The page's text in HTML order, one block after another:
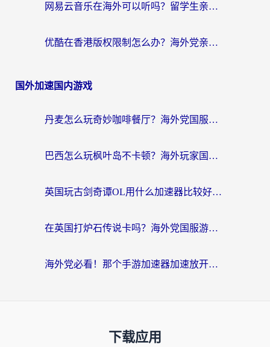
网易云音乐在海外可以听吗？留学生亲测有效的回国加速方案
优酷在香港版权限制怎么办？海外党亲测有效的追剧加速方案
国外加速国内游戏
丹麦怎么玩奇妙咖啡餐厅？海外党国服游戏加速全攻略（附灌篮高手元气骑士实测）
巴西怎么玩枫叶岛不卡顿？海外玩家国服游戏加速器终极指南（含战双野兽领主提速秘籍）
英国玩古剑奇谭OL用什么加速器比较好？留学生亲测有效的国服游戏加速指南
在英国打炉石传说卡吗？海外党国服游戏不卡顿的终极指南
海外党必看！那个手游加速器加速放开那三国3最好？一篇解决国服游戏卡顿难题
下载应用